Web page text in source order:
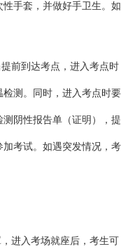
手套，并做好手卫生。如
前到达考点，进入考点时
测。同时，进入考点时要
阴性报告单（证明），提
考试。如遇突发情况，考
进入考场就座后，考生可